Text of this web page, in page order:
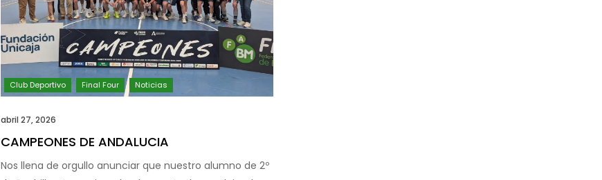
abril 27, 2026
CAMPEONES DE ANDALUCIA
Nos llena de orgullo anunciar que nuestro alumno de 2º